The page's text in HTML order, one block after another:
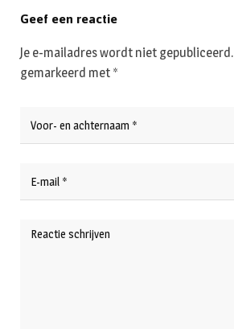
Geef een reactie
Je e-mailadres wordt niet gepubliceerd.
gemarkeerd met *